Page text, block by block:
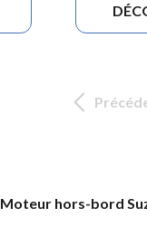
Moteur hors-bord